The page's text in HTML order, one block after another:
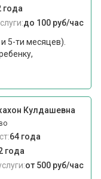
года
до 100 руб/час
5-ти месяцев).
Кулдашевна
64 года
года
от 500 руб/час